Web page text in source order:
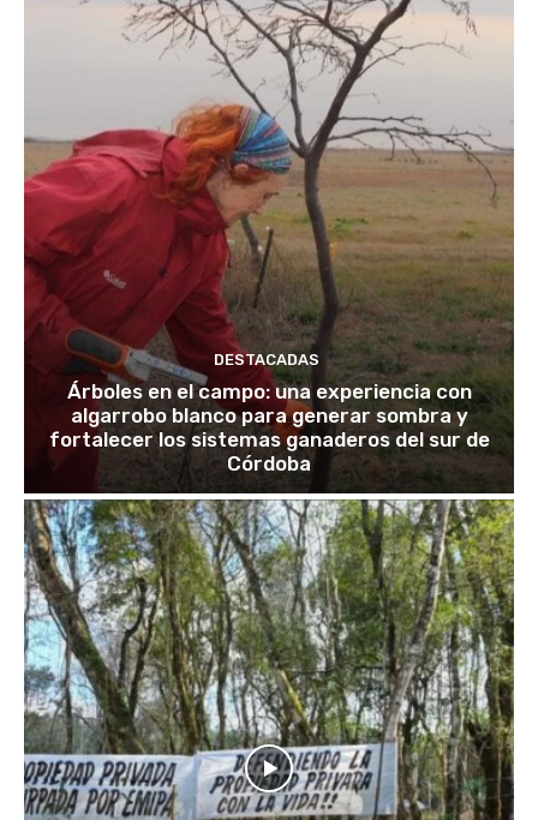
DESTACADAS
Árboles en el campo: una experiencia con
algarrobo blanco para generar sombra y
fortalecer los sistemas ganaderos del sur de
Córdoba